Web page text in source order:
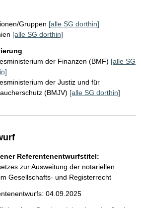
Gruppen [alle SG dorthin]
[alle SG dorthin]
der Finanzen (BMF) [alle SG
der Justiz und für
(BMJV) [alle SG dorthin]
Referentenentwurfstitel:
zur Ausweitung der notariellen
Gesellschafts- und Registerrecht
04.09.2025